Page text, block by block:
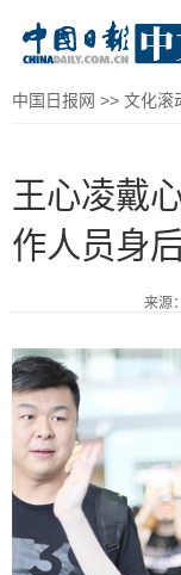
中国日报网 >> 文化滚
王心凌戴
作人员身
来源